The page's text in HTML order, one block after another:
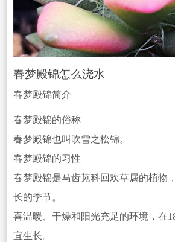
春梦殿锦怎么浇水
春梦殿锦简介
春梦殿锦的俗称
春梦殿锦也叫吹雪之松锦。
春梦殿锦的习性
春梦殿锦是马齿苋科回欢草属的植物
长的季节。
喜温暖、干燥和阳光充足的环境，在
宜生长。